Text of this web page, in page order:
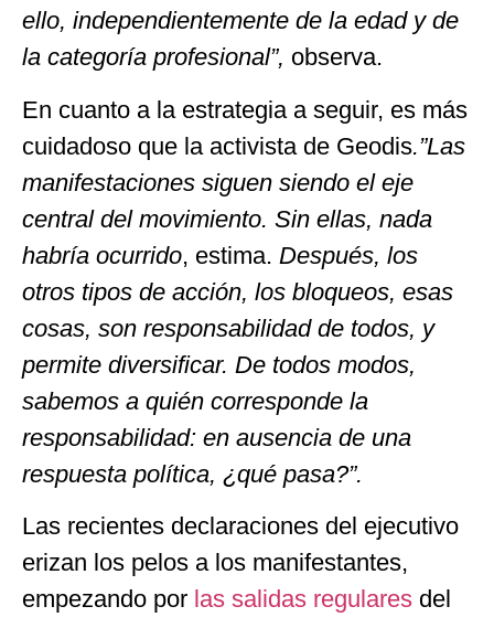
ello, independientemente de la edad y de
la categoría profesional”, observa.
En cuanto a la estrategia a seguir, es más
cuidadoso que la activista de Geodis.”Las
manifestaciones siguen siendo el eje
central del movimiento. Sin ellas, nada
habría ocurrido, estima. Después, los
otros tipos de acción, los bloqueos, esas
cosas, son responsabilidad de todos, y
permite diversificar. De todos modos,
sabemos a quién corresponde la
responsabilidad: en ausencia de una
respuesta política, ¿qué pasa?”.
Las recientes declaraciones del ejecutivo
erizan los pelos a los manifestantes,
empezando por las salidas regulares del